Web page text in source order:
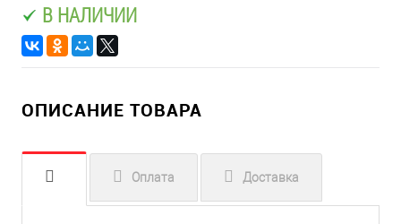
В НАЛИЧИИ
ОПИСАНИЕ ТОВАРА
Оплата Доставка